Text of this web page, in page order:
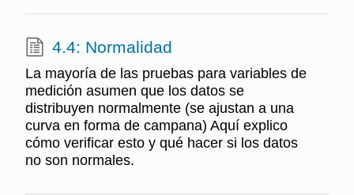
4.4: Normalidad
La mayoría de las pruebas para variables de
medición asumen que los datos se
distribuyen normalmente (se ajustan a una
curva en forma de campana) Aquí explico
cómo verificar esto y qué hacer si los datos
no son normales.